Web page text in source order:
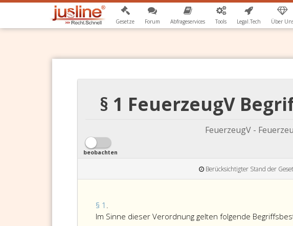
Gesetze Forum Abfrageservices Tools Legal.Tech Über
§ 1 FeuerzeugV
FeuerzeugV -
beobachten
Berücksichtigter Stand der
§ 1 .
eins,
Im Sinne dieser Verordnung gelten folgende